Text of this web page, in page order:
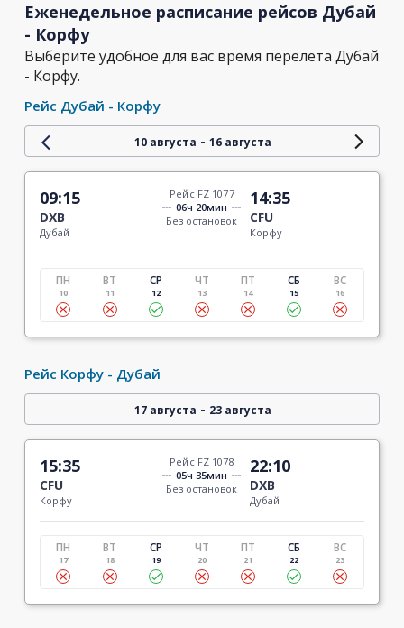
Еженедельное расписание рейсов Дубай
- Корфу
Выберите удобное для вас время перелета Дубай
- Корфу.
Рейс Дубай - Корфу
10 августа - 16 августа
09:15
DXB
Дубай
Рейс FZ 1077
06ч 20мин
Без остановок
14:35
CFU
Корфу
ПН
10
ВТ
11
СР
12
ЧТ
13
ПТ
14
СБ
15
ВС
16
Рейс Корфу - Дубай
17 августа - 23 августа
15:35
CFU
Корфу
Рейс FZ 1078
05ч 35мин
Без остановок
22:10
DXB
Дубай
ПН
17
ВТ
18
СР
19
ЧТ
20
ПТ
21
СБ
22
ВС
23